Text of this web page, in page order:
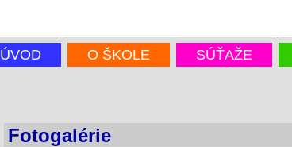
ÚVOD O ŠKOLE SÚŤAŽE
Fotogalérie